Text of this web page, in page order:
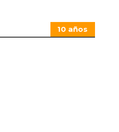
10 años